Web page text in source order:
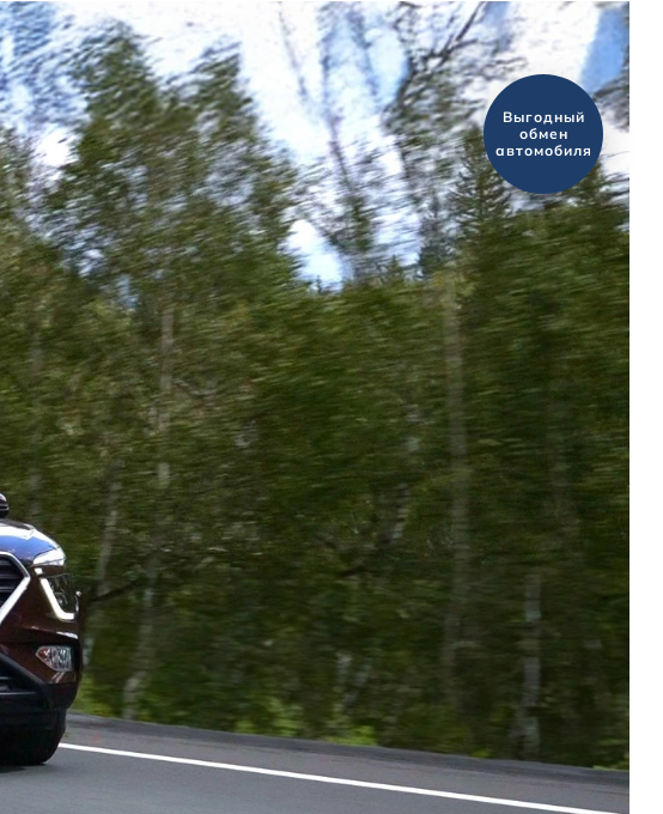
Оценить ваш
автомобиль?